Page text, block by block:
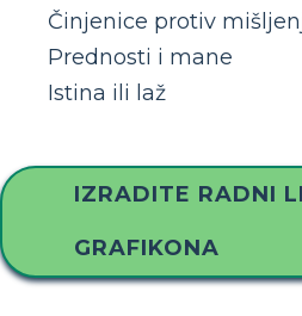
Činjenice protiv
Prednosti i mane
Istina ili laž
IZRADITE RADNI
GRAFIKONA